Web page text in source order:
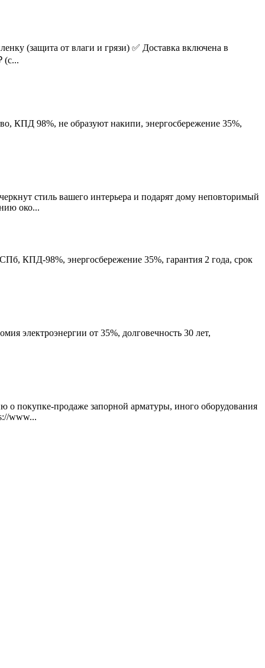
(защита от влаги и грязи) ✅ Доставка включена в
(с...
КПД 98%, не образуют накипи, энергосбережение 35%,
стиль вашего интерьера и подарят дому неповторимый
око...
КПД-98%, энергосбережение 35%, гарантия 2 года, срок
от 35%, долговечность 30 лет,
о покупке-продаже запорной арматуры, иного оборудования
www...